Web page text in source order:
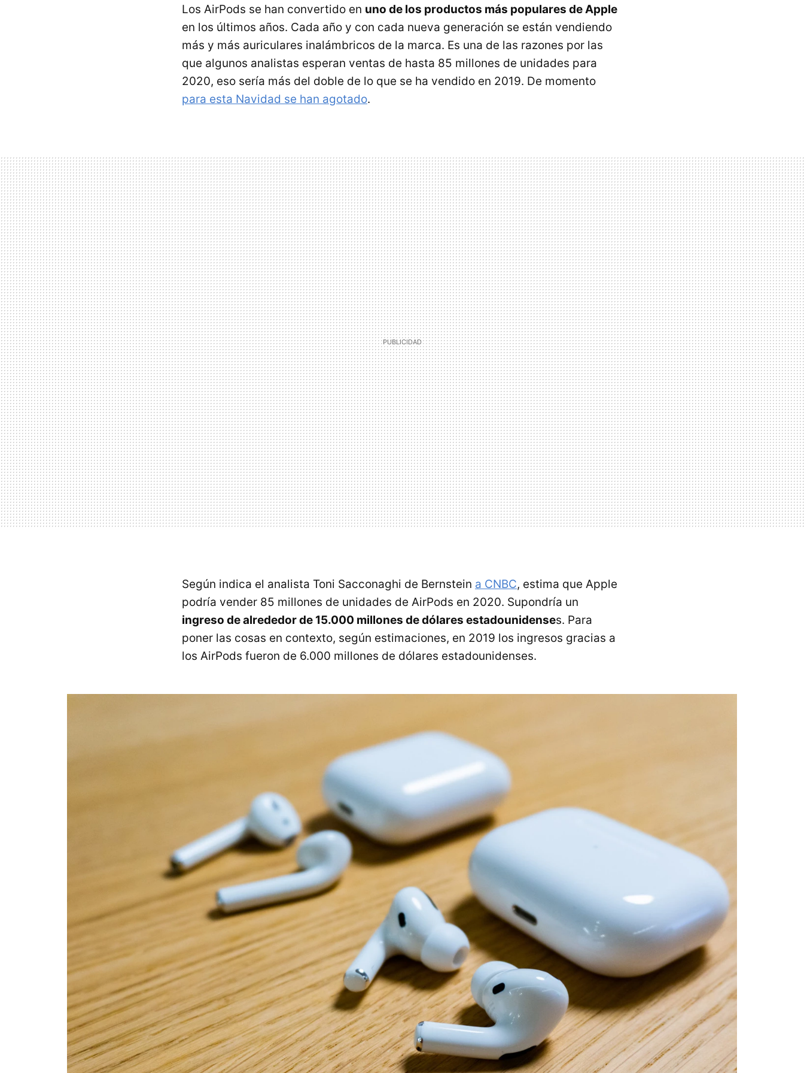
Los AirPods se han convertido en uno de los productos más populares de Apple
en los últimos años. Cada año y con cada nueva generación se están vendiendo
más y más auriculares inalámbricos de la marca. Es una de las razones por las
que algunos analistas esperan ventas de hasta 85 millones de unidades para
2020, eso sería más del doble de lo que se ha vendido en 2019. De momento
para esta Navidad se han agotado.
Según indica el analista Toni Sacconaghi de Bernstein a CNBC, estima que Apple
podría vender 85 millones de unidades de AirPods en 2020. Supondría un
ingreso de alrededor de 15.000 millones de dólares estadounidenses. Para
poner las cosas en contexto, según estimaciones, en 2019 los ingresos gracias a
los AirPods fueron de 6.000 millones de dólares estadounidenses.